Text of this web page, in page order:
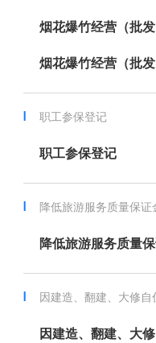
烟花爆竹经营（批
烟花爆竹经营（批
职工参保登记
职工参保登记
降低旅游服务质量保证
降低旅游服务质量
因建造、翻建、大修
因建造、翻建、大